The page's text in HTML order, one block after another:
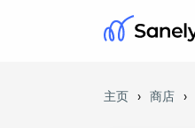
主页 › 商店 ›